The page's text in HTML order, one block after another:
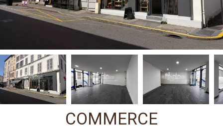
COMMERCE